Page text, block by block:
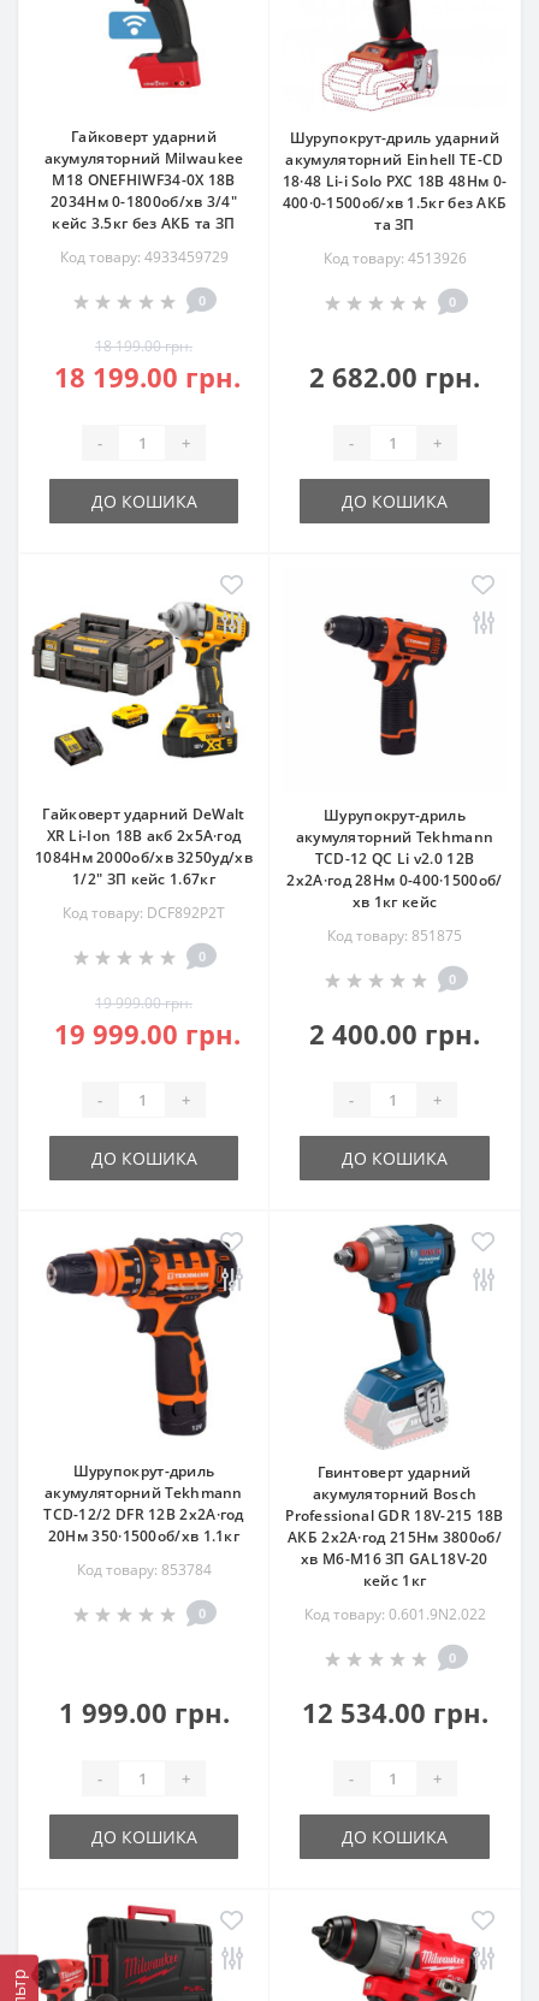
Гайковерт ударний
акумуляторний Milwaukee
M18 ONEFHIWF34-0X 18В
2034Нм 0-1800об/хв 3/4"
кейс 3.5кг без АКБ та ЗП
Код товару: 4933459729
0
18 199.00 грн.
18 199.00 грн.
- +
ДО КОШИКА
Шурупокрут-дриль ударний
акумуляторний Einhell TE-CD
18·48 Li-i Solo PXC 18В 48Нм 0-
400·0-1500об/хв 1.5кг без АКБ
та ЗП
Код товару: 4513926
0
2 682.00 грн.
- +
ДО КОШИКА
Гайковерт ударний DeWalt
XR Li-Ion 18В акб 2х5А·год
1084Нм 2000об/хв 3250уд/хв
1/2" ЗП кейс 1.67кг
Код товару: DCF892P2T
0
19 999.00 грн.
19 999.00 грн.
- +
ДО КОШИКА
Шурупокрут-дриль
акумуляторний Tekhmann
TCD-12 QC Li v2.0 12В
2х2А·год 28Нм 0-400·1500об/
хв 1кг кейс
Код товару: 851875
0
2 400.00 грн.
- +
ДО КОШИКА
Шурупокрут-дриль
акумуляторний Tekhmann
TCD-12/2 DFR 12В 2х2А·год
20Нм 350·1500об/хв 1.1кг
Код товару: 853784
0
1 999.00 грн.
- +
ДО КОШИКА
Гвинтоверт ударний
акумуляторний Bosch
Professional GDR 18V-215 18В
АКБ 2х2А·год 215Нм 3800об/
хв M6-M16 ЗП GAL18V-20
кейс 1кг
Код товару: 0.601.9N2.022
0
12 534.00 грн.
- +
ДО КОШИКА